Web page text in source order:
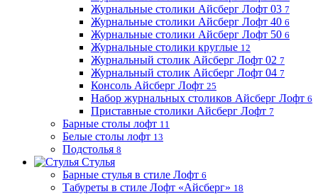
Журнальные столики Айсберг Лофт 03 7
Журнальные столики Айсберг Лофт 40 6
Журнальные столики Айсберг Лофт 50 6
Журнальные столики круглые 12
Журнальный столик Айсберг Лофт 02 7
Журнальный столик Айсберг Лофт 04 7
Консоль Айсберг Лофт 25
Набор журнальных столиков Айсберг Лофт 6
Приставные столики Айсберг Лофт 7
Барные столы лофт 11
Белые столы лофт 13
Подстолья 8
Стулья
Барные стулья в стиле Лофт 6
Табуреты в стиле Лофт «Айсберг» 18